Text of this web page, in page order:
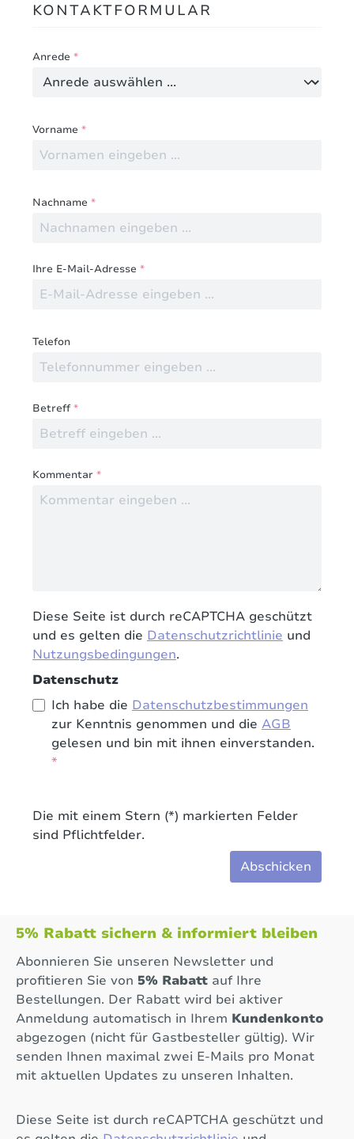
KONTAKTFORMULAR
Anrede *
Vorname *
Nachname *
Ihre E-Mail-Adresse *
Telefon
Betreff*
Kommentar *
Diese Seite ist durch reCAPTCHA geschützt
und es gelten die Datenschutzrichtlinie und
Nutzungsbedingungen.
Datenschutz
Ich habe die Datenschutzbestimmungen
zur Kenntnis genommen und die AGB
gelesen und bin mit ihnen einverstanden.
*
Die mit einem Stern (*) markierten Felder
sind Pflichtfelder.
Abschicken
5% Rabatt sichern & informiert bleiben
Abonnieren Sie unseren Newsletter und
profitieren Sie von 5% Rabatt auf Ihre
Bestellungen. Der Rabatt wird bei aktiver
Anmeldung automatisch in Ihrem Kundenkonto
abgezogen (nicht für Gastbesteller gültig). Wir
senden Ihnen maximal zwei E-Mails pro Monat
mit aktuellen Updates zu unseren Inhalten.
Diese Seite ist durch reCAPTCHA geschützt und